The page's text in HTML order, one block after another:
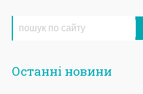
Останні новини